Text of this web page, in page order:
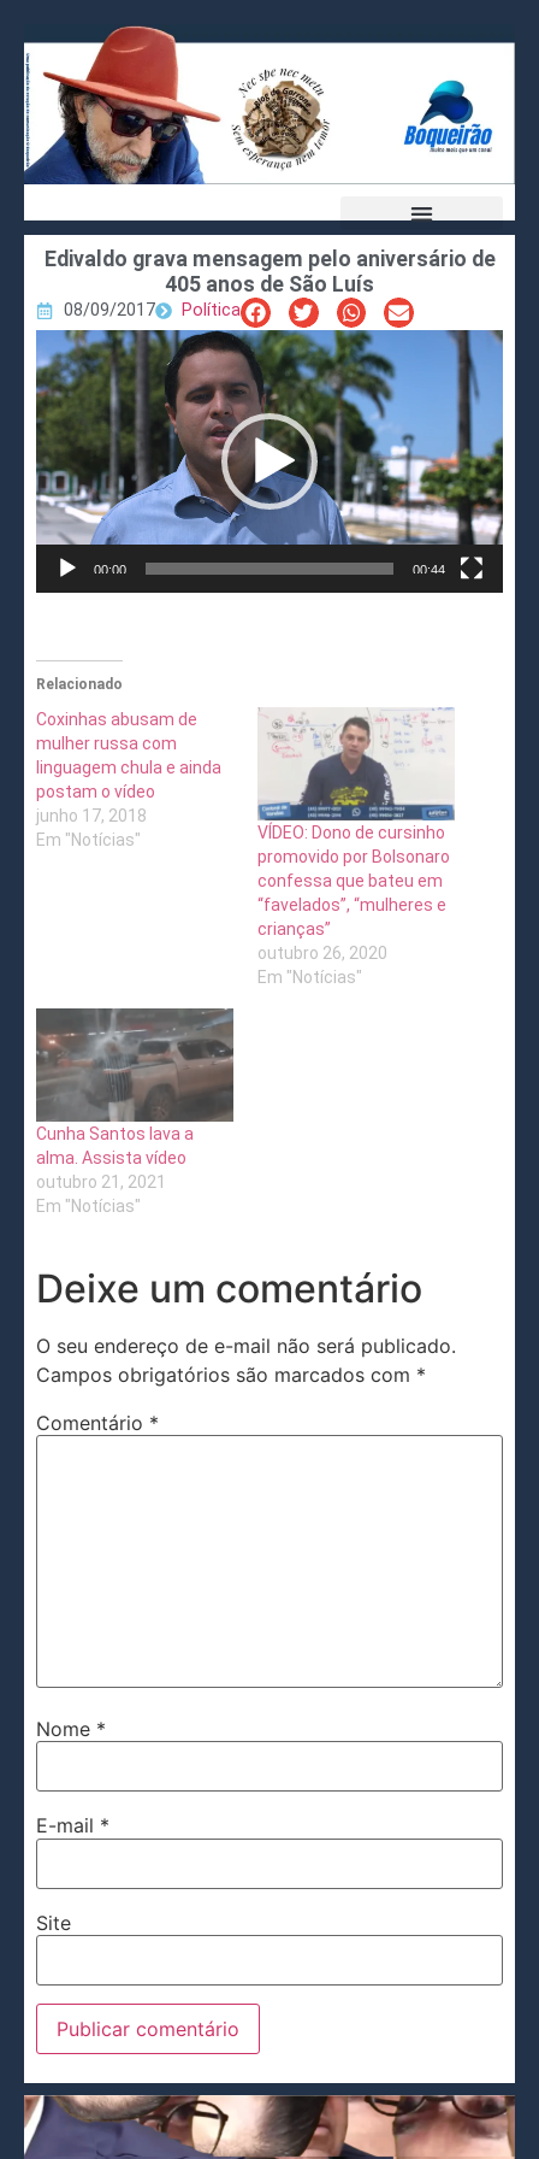
Edivaldo grava mensagem pelo aniversário de
405 anos de São Luís
08/09/2017 Política
Tocador
de
vídeo
00:00 00:44
Relacionado
Coxinhas abusam de
mulher russa com
linguagem chula e ainda
postam o vídeo
junho 17, 2018
Em "Notícias"
VÍDEO: Dono de cursinho
promovido por Bolsonaro
confessa que bateu em
“favelados”, “mulheres e
crianças”
outubro 26, 2020
Em "Notícias"
Cunha Santos lava a
alma. Assista vídeo
outubro 21, 2021
Em "Notícias"
Deixe um comentário
O seu endereço de e-mail não será publicado.
Campos obrigatórios são marcados com *
Comentário *
Nome *
E-mail *
Site